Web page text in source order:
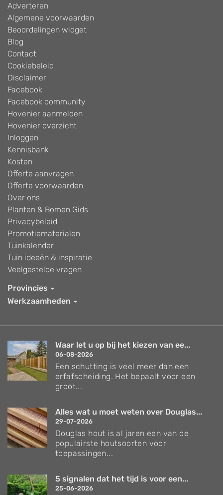
Adverteren
Algemene voorwaarden
Beoordelingen widget
Blog
Contact
Cookiebeleid
Disclaimer
Facebook
Facebook community
Hovenier aanmelden
Hovenier overzicht
Inloggen
Kennisbank
Kosten
Offerte aanvragen
Offerte voorwaarden
Over ons
Planten & Bomen Gids
Privacybeleid
Promotiematerialen
Tuinkalender
Tuin ideeën & inspiratie
Veelgestelde vragen
Provincies
Werkzaamheden
Waar let u op bij het kiezen van ee...
06-08-2026
Een schutting is veel meer dan een
erfafscheiding. Het bepaalt voor een
groot...
Alles wat u moet weten over Douglas...
29-07-2026
Douglas hout is al jaren een van de
populairste houtsoorten voor
toepassingen...
5 signalen dat het tijd is voor een...
25-06-2026